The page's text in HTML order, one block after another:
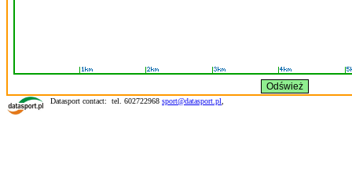
Datasport contact: tel. 602722968 sport@datasport.pl